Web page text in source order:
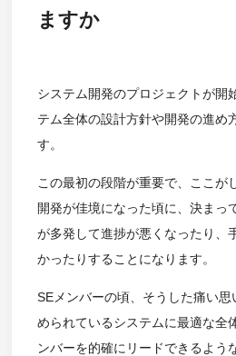
ますか
システム開発のプロジェクトが開
テム全体の設計方針や開発の進め
す。
この最初の段階が重要で、ここが
開発が佳境になった頃に、決まっ
が多発して進捗が悪くなったり、
かったりすることになります。
SEメンバーの頃、そうした痛い
められているシステムに最適な全
ンバーを的確にリードできるよう